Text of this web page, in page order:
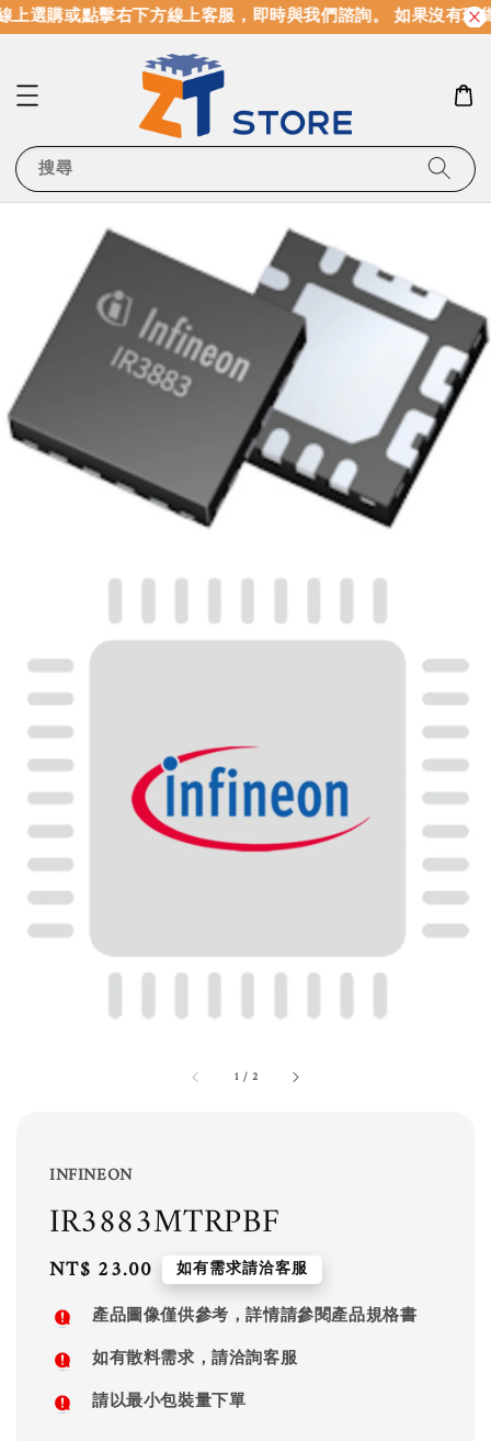
選購或點擊右下方線上客服，即時與我們諮詢。 如果沒有現
搜尋
1 / 2
INFINEON
IR3883MTRPBF
Regular
price
NT$ 23.00 如有需求請洽客服
產品圖像僅供參考，詳情請參閱產品規格書
如有散料需求，請洽詢客服
請以最小包裝量下單